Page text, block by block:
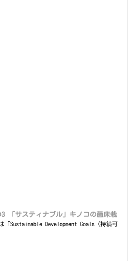
3 「サスティナブル」キノコの菌床栽
は「Sustainable Development Goals（持続可